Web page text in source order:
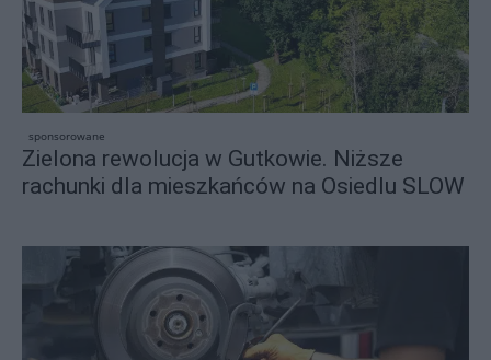
sponsorowane
Zielona rewolucja w Gutkowie. Niższe
rachunki dla mieszkańców na Osiedlu SLOW